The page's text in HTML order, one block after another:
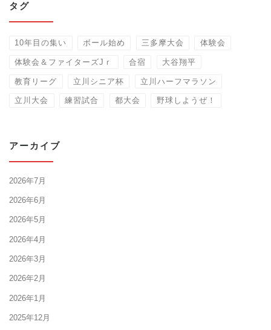
タグ
10年目の集い ボール始め 三多摩大会 体験会
体験会＆ファイターズJｒ 合宿 大谷翔平
教育リーグ 立川シニア杯 立川ハーフマラソン
立川大会 練習試合 都大会 野球しようぜ！
アーカイブ
2026年7月
2026年6月
2026年5月
2026年4月
2026年3月
2026年2月
2026年1月
2025年12月